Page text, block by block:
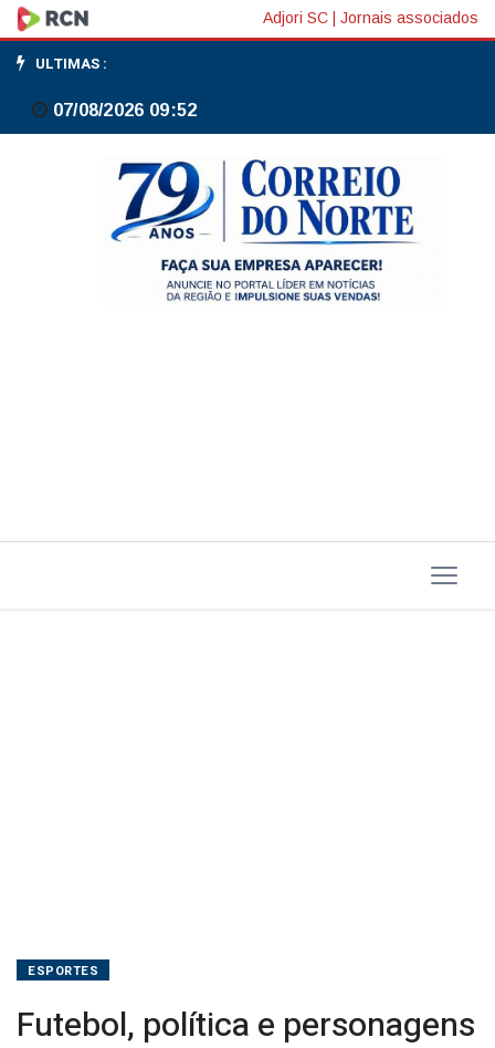
Futebol,
política
e
personagens
improváveis:
Adjori SC Jornais associados
ULTIMAS :
07/08/2026 09:52
ESPORTES
Futebol, política e personagens